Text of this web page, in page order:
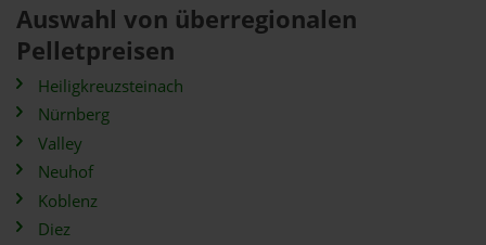
Auswahl von überregionalen
Pelletpreisen
Heiligkreuzsteinach
Nürnberg
Valley
Neuhof
Koblenz
Diez